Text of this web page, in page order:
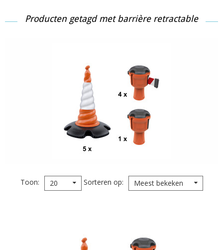
Producten getagd met barrière retractable
Toon 20 Sorteren op Meest bekeken